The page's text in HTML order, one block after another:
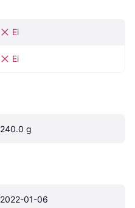
Ei
Ei
240.0 g
2022-01-06